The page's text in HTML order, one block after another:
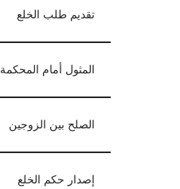
تقديم طلب الخلع
المثول أمام المحكمة
الصلح بين الزوجين
إصدار حكم الخلع